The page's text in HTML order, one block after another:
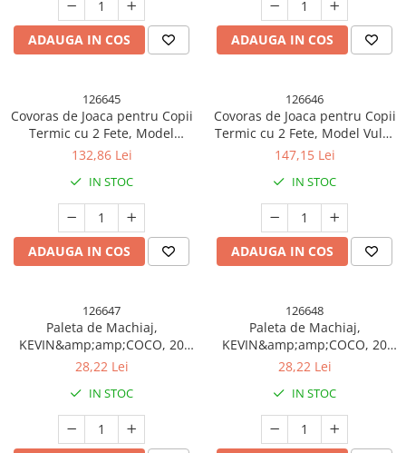
ADAUGA IN COS ADAUGA IN COS
126645
Covoras de Joaca pentru Copii
Termic cu 2 Fete, Model
Girafe si Calatorie pe Mare, cu
Antiderapant, 200cm x 180cm
x 0.8cm
132,86 Lei
IN STOC
ADAUGA IN COS
126646
Covoras de Joaca pentru Copii
Termic cu 2 Fete, Model Vulpi
si Pista de Masini, cu Spuma,
200cm x 180cm x 0.8cm
147,15 Lei
IN STOC
ADAUGA IN COS
126647
Paleta de Machiaj,
KEVIN&amp;amp;COCO, 20
Culori Green Girl, Fard de
28,22 Lei
IN STOC
126648
Paleta de Machiaj,
KEVIN&amp;amp;COCO, 20
Culori Orange Girl, Fard de
28,22 Lei
IN STOC